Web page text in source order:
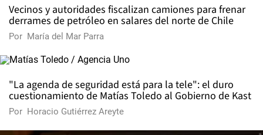
Vecinos y autoridades fiscalizan camiones para frenar
derrames de petróleo en salares del norte de Chile
Por María del Mar Parra
"La agenda de seguridad está para la tele": el duro
cuestionamiento de Matías Toledo al Gobierno de Kast
Por Horacio Gutiérrez Areyte